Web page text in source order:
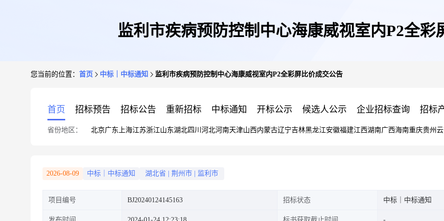
监利市疾病预防控制中心海康威视室内P2全彩
您当前的位置： 首页 中标｜中标通知 监利市疾病预防控制中心海康威视室内P2全彩屏比价成交公告
首页 招标预告 招标公告 重新招标 中标通知 开标公示 候选人公示 企业招标查询 招标
省份地区： 北京广东 上海江苏浙江山东湖北四川 河北河南天津山西内蒙古辽宁吉林黑龙江安徽福建江西湖南广西海南重庆贵州
2026-08-09 中标｜中标通知 湖北省 荆州市 监利市
项目编号 BJ20240124145163 招标状态 中标｜中标通知